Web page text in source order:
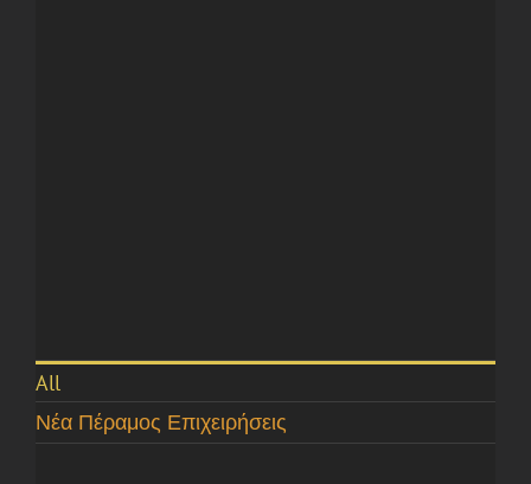
All
Νέα Πέραμος Επιχειρήσεις